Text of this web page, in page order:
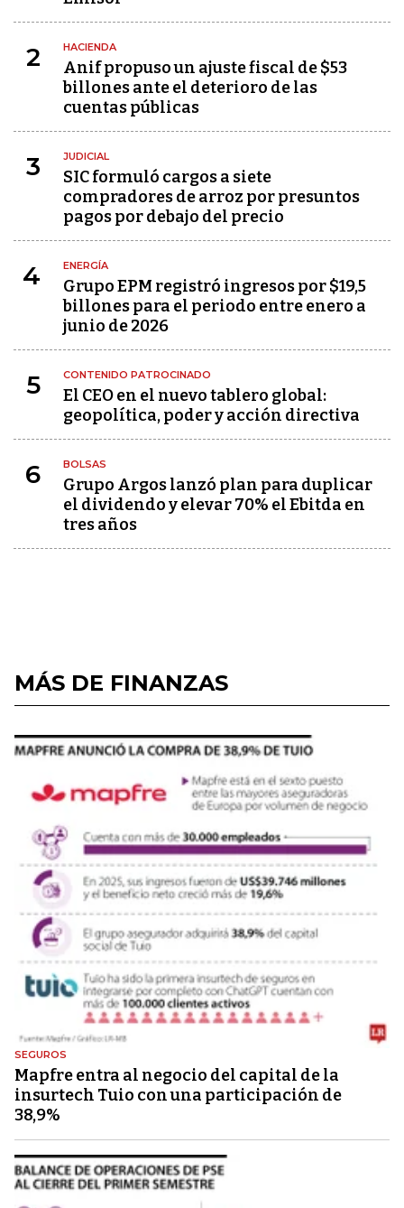
2 HACIENDA
Anif propuso un ajuste fiscal de $53
billones ante el deterioro de las
cuentas públicas
3 JUDICIAL
SIC formuló cargos a siete
compradores de arroz por presuntos
pagos por debajo del precio
4 ENERGÍA
Grupo EPM registró ingresos por $19,5
billones para el periodo entre enero a
junio de 2026
5 CONTENIDO PATROCINADO
El CEO en el nuevo tablero global:
geopolítica, poder y acción directiva
6 BOLSAS
Grupo Argos lanzó plan para duplicar
el dividendo y elevar 70% el Ebitda en
tres años
MÁS DE FINANZAS
SEGUROS
Mapfre entra al negocio del capital de la
insurtech Tuio con una participación de
38,9%